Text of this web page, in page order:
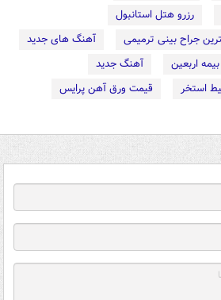
رزرو هتل استانبول
جراح بینی ترمیمی
آهنگ های جدید
اربعین
آهنگ جدید
استخر
قیمت ورق آهن پرایس